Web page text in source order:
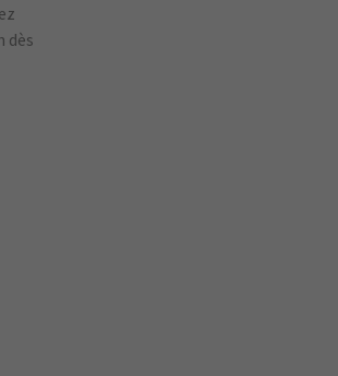
dès